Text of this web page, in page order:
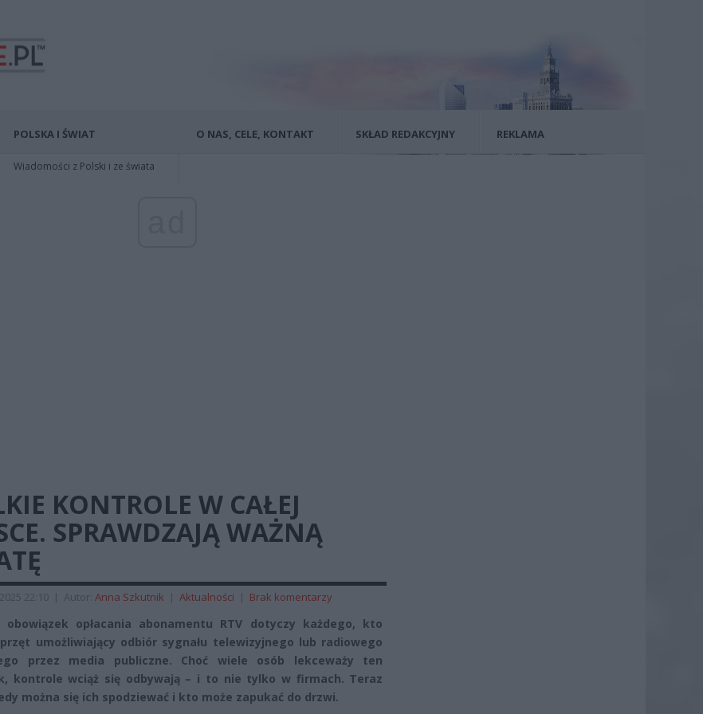
POLSKA I ŚWIAT
Wiadomości z Polski i ze świata
O NAS, CELE, KONTAKT SKŁAD REDAKCYJNY REKLAMA
KONTROLE W CAŁEJ
SPRAWDZAJĄ WAŻNĄ
22:10 | Autor: Anna Szkutnik | Aktualności | Brak komentarzy
obowiązek opłacania abonamentu RTV dotyczy każdego, kto
umożliwiający odbiór sygnału telewizyjnego lub radiowego
przez media publiczne. Choć wiele osób lekceważy ten
kontrole wciąż się odbywają – i to nie tylko w firmach. Teraz
można się ich spodziewać i kto może zapukać do drzwi.